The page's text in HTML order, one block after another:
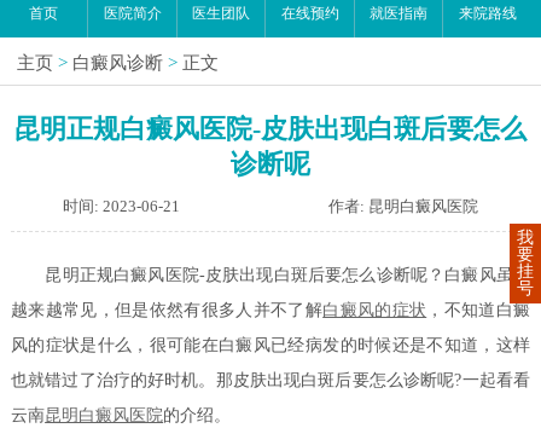
首页 医院简介 医生团队 在线预约 就医指南 来院路线
主页 > 白癜风诊断 > 正文
昆明正规白癜风医院-皮肤出现白斑后要怎么
诊断呢
时间: 2023-06-21 作者: 昆明白癜风医院
昆明正规白癜风医院-皮肤出现白斑后要怎么诊断呢？白癜风虽然
越来越常见，但是依然有很多人并不了解白癜风的症状 ，不知道白癜
风的症状是什么，很可能在白癜风已经病发的时候还是不知道，这样
也就错过了治疗的好时机。那皮肤出现白斑后要怎么诊断呢?一起看看
云南昆明白癜风医院的介绍。
我
要
挂
号